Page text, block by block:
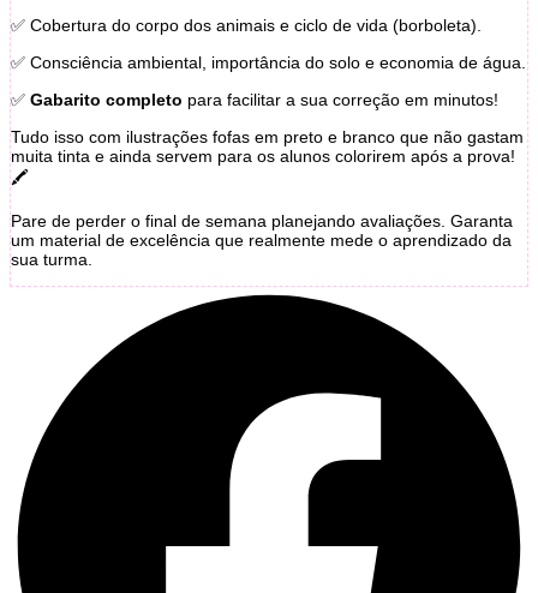
✅ Cobertura do corpo dos animais e ciclo de vida (borboleta).
✅ Consciência ambiental, importância do solo e economia de água.
✅ Gabarito completo para facilitar a sua correção em minutos!
Tudo isso com ilustrações fofas em preto e branco que não gastam
muita tinta e ainda servem para os alunos colorirem após a prova!
🖍️
Pare de perder o final de semana planejando avaliações. Garanta
um material de excelência que realmente mede o aprendizado da
sua turma.